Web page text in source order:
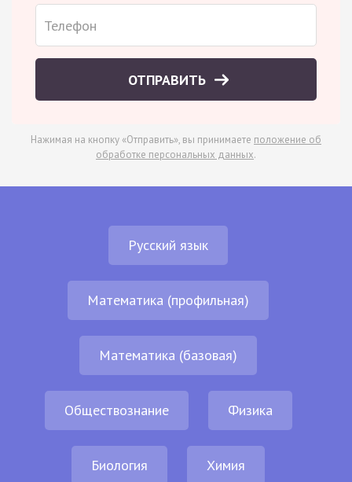
ОТПРАВИТЬ
Нажимая на кнопку «Отправить», вы принимаете положение об
обработке персональных данных.
Русский язык
Математика (профильная)
Математика (базовая)
Обществознание Физика
Биология Химия